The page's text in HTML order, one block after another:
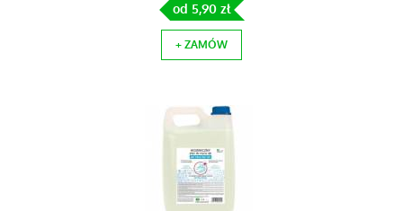
od 5,90 zł
+ ZAMÓW